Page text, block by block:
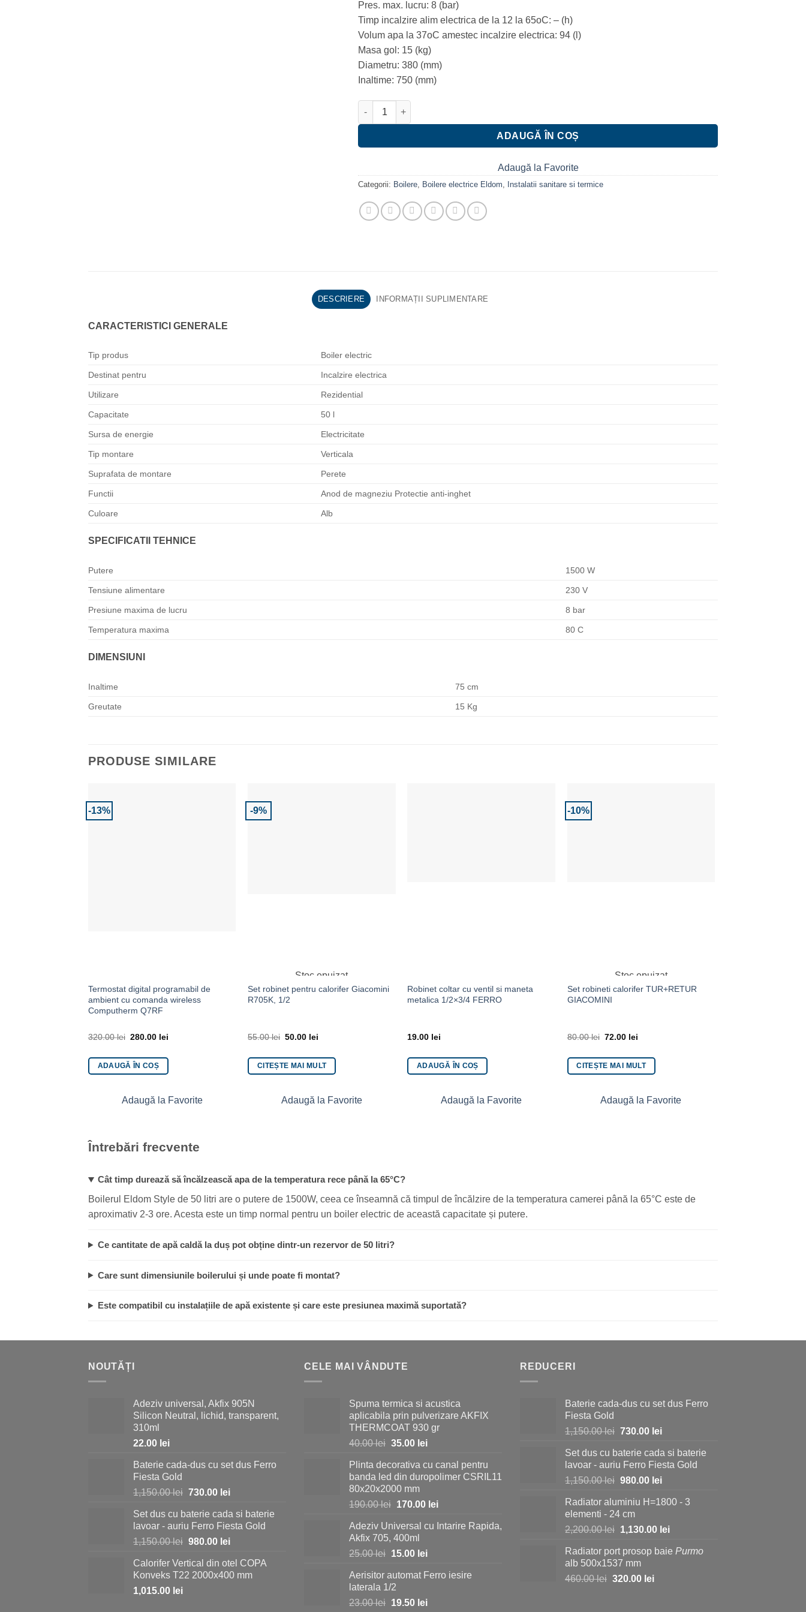
800.00 lei.
Pres. max. lucru: 8 (bar)
Timp incalzire alim electrica de la 12 la 65oC: – (h)
Volum apa la 37oC amestec incalzire electrica: 94 (l)
Masa gol: 15 (kg)
Diametru: 380 (mm)
Inaltime: 750 (mm)
Cantitate Boiler electric Eldom Style 72267WNG , 50 litri, 1500 W, Alb
ADAUGĂ ÎN COȘ
Adaugă la Favorite
Categorii: Boilere Boilere electrice Eldom Instalatii sanitare si termice
DESCRIERE INFORMAȚII SUPLIMENTARE
CARACTERISTICI GENERALE
Tip produs Boiler electric
Destinat pentru Incalzire electrica
Utilizare Rezidential
Capacitate 50 l
Sursa de energie Electricitate
Tip montare Verticala
Suprafata de montare Perete
Functii Anod de magneziu Protectie anti-inghet
Culoare Alb
SPECIFICATII TEHNICE
Putere 1500 W
Tensiune alimentare 230 V
Presiune maxima de lucru 8 bar
Temperatura maxima 80 C
DIMENSIUNI
Inaltime 75 cm
Greutate 15 Kg
PRODUSE SIMILARE
-13%
Termostat digital programabil de
ambient cu comanda wireless
Computherm Q7RF
320.00lei 280.00 lei
ADAUGĂ ÎN COȘ
Adaugă la Favorite
-9%
Stoc epuizat
Set robinet pentru calorifer Giacomini
R705K, 1/2
55.00lei 50.00 lei
CITEȘTE MAI MULT
Adaugă la Favorite
Robinet coltar cu ventil si maneta
metalica 1/2×3/4 FERRO
19.00 lei
ADAUGĂ ÎN COȘ
Adaugă la Favorite
-10%
Stoc epuizat
Set robineti calorifer TUR+RETUR
GIACOMINI
80.00lei 72.00 lei
CITEȘTE MAI MULT
Adaugă la Favorite
Întrebări frecvente
Cât timp durează să încălzească apa de la temperatura rece până la 65°C?
Boilerul Eldom Style de 50 litri are o putere de 1500W, ceea ce înseamnă că timpul de încălzire de la temperatura camerei până la 65°C este de
aproximativ 2-3 ore. Acesta este un timp normal pentru un boiler electric de această capacitate și putere.
Ce cantitate de apă caldă la duș pot obține dintr-un rezervor de 50 litri?
Care sunt dimensiunile boilerului și unde poate fi montat?
Este compatibil cu instalațiile de apă existente și care este presiunea maximă suportată?
NOUTĂȚI
Adeziv universal, Akfix 905N
Silicon Neutral, lichid, transparent,
310ml
22.00 lei
Baterie cada-dus cu set dus Ferro
Fiesta Gold
1,150.00lei Prețul
a
fost:
1,150.00 lei.
730.00 leiPrețul
este:
730.00 lei.
Set dus cu baterie cada si baterie
lavoar - auriu Ferro Fiesta Gold
1,150.00lei Prețul
a
fost:
980.00 leiPrețul
este:
980.00 lei.
Calorifer Vertical din otel COPA
Konveks T22 2000x400 mm
1,015.00 lei
CELE MAI VÂNDUTE
Spuma termica si acustica
aplicabila prin pulverizare AKFIX
THERMCOAT 930 gr
40.00lei Prețul
a
fost:
40.00 lei.
35.00 leiPrețul
este:
35.00 lei.
Plinta decorativa cu canal pentru
banda led din duropolimer CSRIL11
80x20x2000 mm
190.00lei Prețul
a
fost:
190.00 lei.
170.00 leiPrețul
este:
Adeziv Universal cu Intarire Rapida,
Akfix 705, 400ml
25.00lei Prețul
a
fost:
25.00 lei.
15.00 leiPrețul
este:
Aerisitor automat Ferro iesire
laterala 1/2
23.00lei Prețul
19.50 leiPrețul
REDUCERI
Baterie cada-dus cu set dus Ferro
Fiesta Gold
1,150.00lei Prețul
a
fost:
1,150.00 lei.
730.00 leiPrețul
este:
730.00 lei.
Set dus cu baterie cada si baterie
lavoar - auriu Ferro Fiesta Gold
1,150.00lei Prețul
a
fost:
1,150.00 lei.
980.00 leiPrețul
este:
Radiator aluminiu H=1800 - 3
elementi - 24 cm
2,200.00lei Prețul
a
fost:
2,200.00 lei.
1,130.00 leiPrețul
este:
Radiator port prosop baie Purmo
alb 500x1537 mm
460.00lei Prețul
320.00 leiPrețul